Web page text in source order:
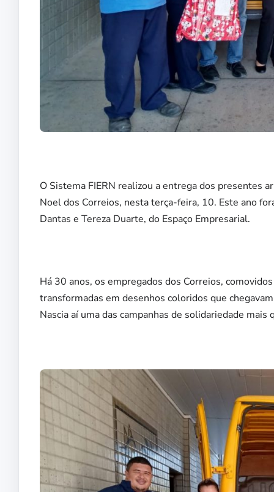
O Sistema FIERN realizou a entrega dos presentes
Noel dos Correios, nesta terça-feira, 10. Este ano
Dantas e Tereza Duarte, do Espaço Empresarial.
Há 30 anos, os empregados dos Correios,
transformadas em desenhos coloridos que
Nascia aí uma das campanhas de solidariedade